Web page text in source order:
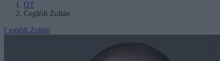
ÖT
Ceglédi Zoltán
Ceglédi Zoltán